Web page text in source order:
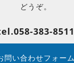
どうぞ。
383-8511
問い合わせフォーム